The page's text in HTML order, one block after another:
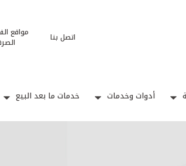
اتصل بنا
مواقع
أدوات وخدمات خدمات ما بعد البيع